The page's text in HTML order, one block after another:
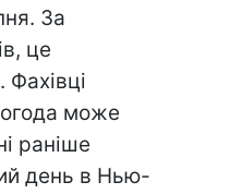
За
це
Фахівці
може
раніше
день в Нью-